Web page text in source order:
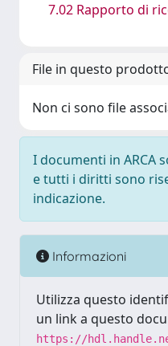
7.02 Rapporto di
File in questo
Non ci sono file
I documenti in ARCA
e tutti i diritti sono
indicazione.
Informazioni
Utilizza questo
un link a questo
https://